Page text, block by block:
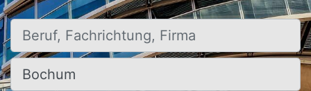
Beruf, Fachrichtung, Firma
Ort, Stadt